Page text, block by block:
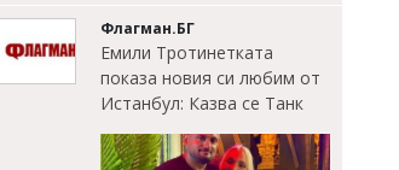
Флагман.БГ
Емили Тротинетката
показа новия си любим от
Истанбул: Казва се Танк